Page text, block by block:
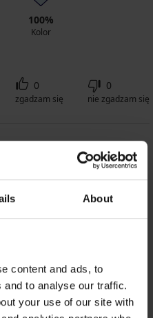
About
content and ads, to
to analyse our traffic.
your use of our site with
100%
Kolor
0
zgadzam się
0
nie zgadzam się
według poradnika
100%
Kolor